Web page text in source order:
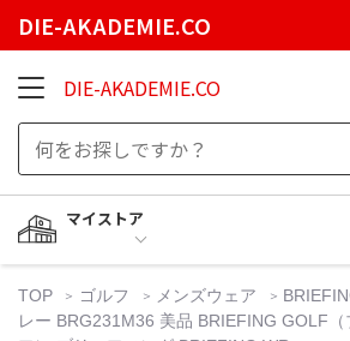
DIE-AKADEMIE.CO
DIE-AKADEMIE.CO
マイストア
TOP ゴルフ メンズウェア
レー BRG231M36 美品 BRIEFING GOLF